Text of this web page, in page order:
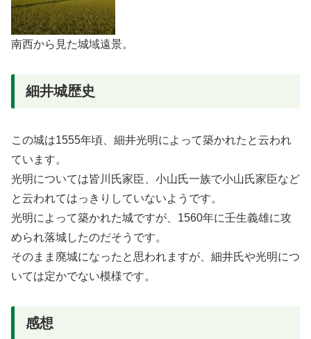
南西から見た城域遠景。
細井城歴史
この城は1555年頃、細井光明によって築かれたと云われ
ています。
光明については皆川氏家臣、小山氏一族で小山氏家臣など
と云われてはっきりしていないようです。
光明によって築かれた城ですが、1560年に壬生義雄に攻
められ落城したのだそうです。
そのまま廃城になったと思われますが、細井氏や光明につ
いては定かでない模様です。
感想